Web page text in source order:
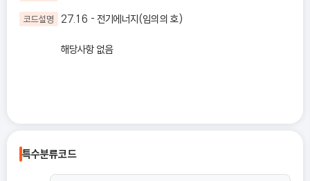
코드설명 27.16 - 전기에너지(임의의 호)
해당사항 없음
특수분류코드